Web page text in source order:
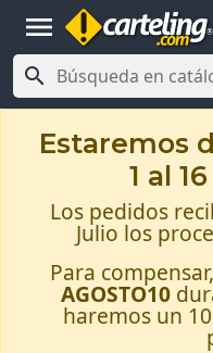
menu

Estaremos
1 al
Los pedidos
Julio los
Para
AGOSTO10
haremos un